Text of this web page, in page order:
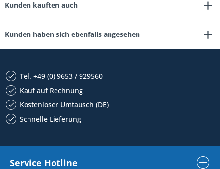
Kunden kauften auch
Kunden haben sich ebenfalls angesehen
Tel. +49 (0) 9653 / 929560
Kauf auf Rechnung
Kostenloser Umtausch (DE)
Schnelle Lieferung
Service Hotline